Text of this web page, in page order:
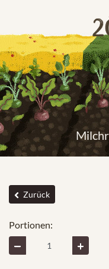
Zurück
Portionen: